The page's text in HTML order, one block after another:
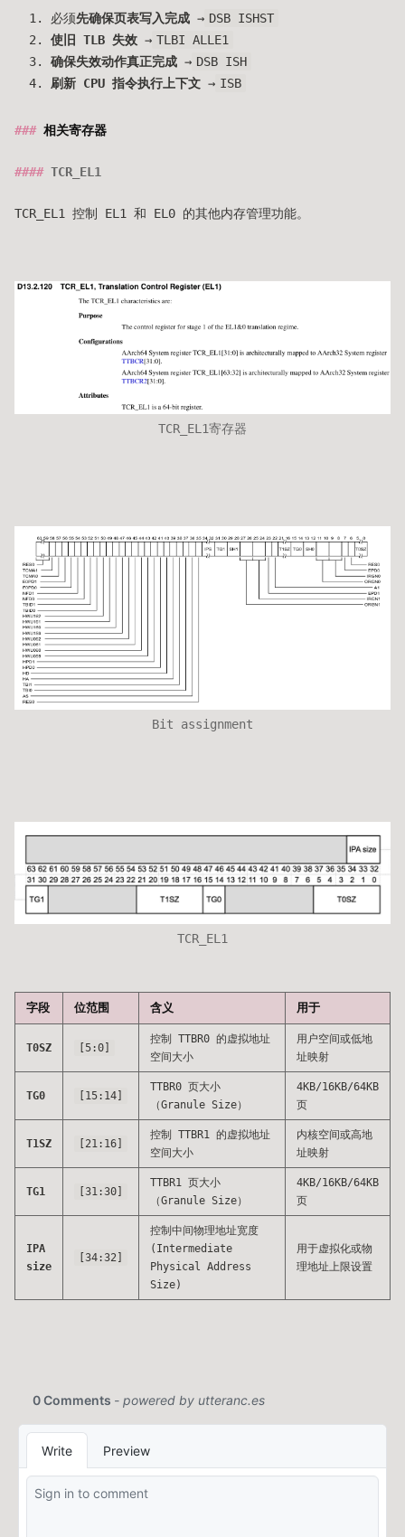
必须先确保页表写入完成 → DSB ISHST
使旧 TLB 失效 → TLBI ALLE1
确保失效动作真正完成 → DSB ISH
刷新 CPU 指令执行上下文 → ISB
相关寄存器
TCR_EL1
TCR_EL1 控制 EL1 和 EL0 的其他内存管理功能。
TCR_EL1寄存器
Bit assignment
TCR_EL1
字段 位范围 含义 用于
T0SZ [5:0]
控制 TTBR0 的虚拟地址
空间大小
用户空间或低地
址映射
TG0 [15:14]
TTBR0 页大小
（Granule Size）
4KB/16KB/64KB
页
T1SZ [21:16]
控制 TTBR1 的虚拟地址
空间大小
内核空间或高地
址映射
TG1 [31:30]
TTBR1 页大小
（Granule Size）
4KB/16KB/64KB
页
IPA
size
[34:32]
控制中间物理地址宽度
(Intermediate
Physical Address
Size)
用于虚拟化或物
理地址上限设置